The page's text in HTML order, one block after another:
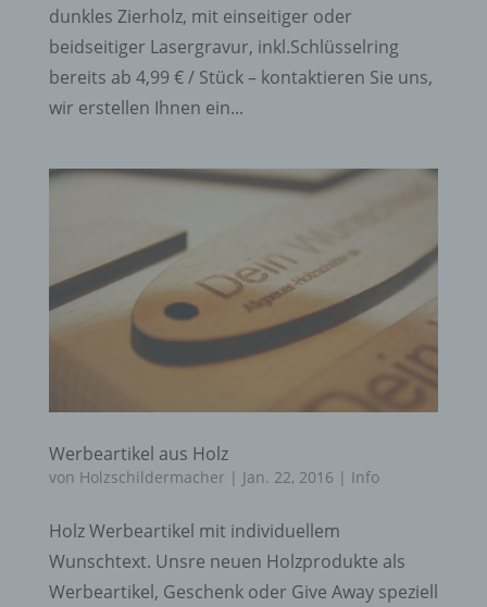
dunkles Zierholz, mit einseitiger oder
beidseitiger Lasergravur, inkl.Schlüsselring
bereits ab 4,99 € / Stück – kontaktieren Sie uns,
wir erstellen Ihnen ein...
Werbeartikel aus Holz
von Holzschildermacher | Jan. 22, 2016 | Info
Holz Werbeartikel mit individuellem
Wunschtext. Unsre neuen Holzprodukte als
Werbeartikel, Geschenk oder Give Away speziell